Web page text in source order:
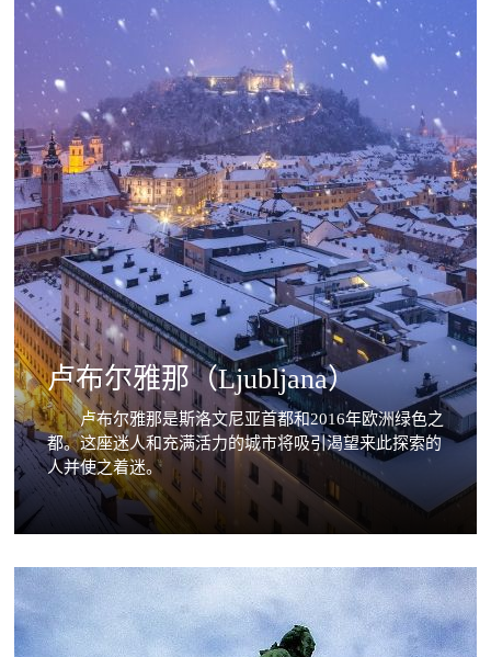
卢布尔雅那（Ljubljana）
卢布尔雅那是斯洛文尼亚首都和2016年欧洲绿色之
都。这座迷人和充满活力的城市将吸引渴望来此探索的
人并使之着迷。